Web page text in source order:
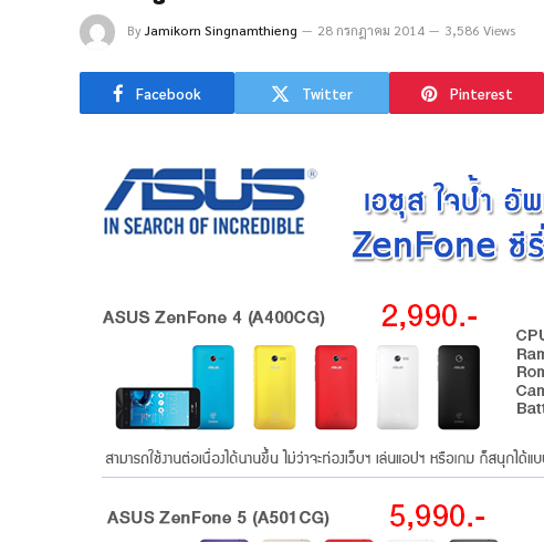
ByJamikorn Singnamthieng 28 กรกฎาคม 2014 3,586 Views
Facebook Twitter Pinterest